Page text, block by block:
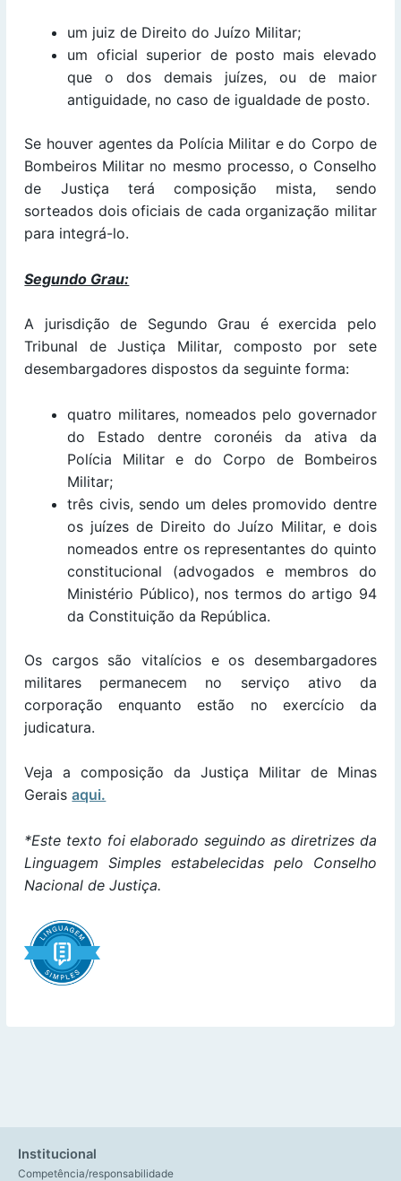
um juiz de Direito do Juízo Militar;
um oficial superior de posto mais elevado
que o dos demais juízes, ou de maior
antiguidade, no caso de igualdade de posto.
Se houver agentes da Polícia Militar e do Corpo de
Bombeiros Militar no mesmo processo, o Conselho
de Justiça terá composição mista, sendo
sorteados dois oficiais de cada organização militar
para integrá-lo.
Segundo Grau:
A jurisdição de Segundo Grau é exercida pelo
Tribunal de Justiça Militar, composto por sete
desembargadores dispostos da seguinte forma:
quatro militares, nomeados pelo governador
do Estado dentre coronéis da ativa da
Polícia Militar e do Corpo de Bombeiros
Militar;
três civis, sendo um deles promovido dentre
os juízes de Direito do Juízo Militar, e dois
nomeados entre os representantes do quinto
constitucional (advogados e membros do
Ministério Público), nos termos do artigo 94
da Constituição da República.
Os cargos são vitalícios e os desembargadores
militares permanecem no serviço ativo da
corporação enquanto estão no exercício da
judicatura.
Veja a composição da Justiça Militar de Minas
Geraisaqui.
*Este texto foi elaborado seguindo as diretrizes da
Linguagem Simples estabelecidas pelo Conselho
Nacional de Justiça.
Institucional
Competência/responsabilidade